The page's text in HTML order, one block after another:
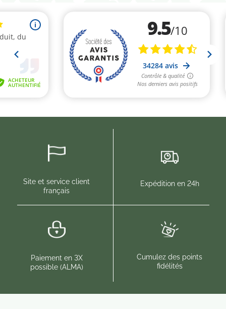
Site et service client
français
Expédition en 24h
Paiement en 3X
possible (ALMA)
Cumulez des points
fidélités